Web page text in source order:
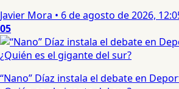
Javier Mora • 6 de agosto de 2026,
05
“Nano” Díaz instala el debate en